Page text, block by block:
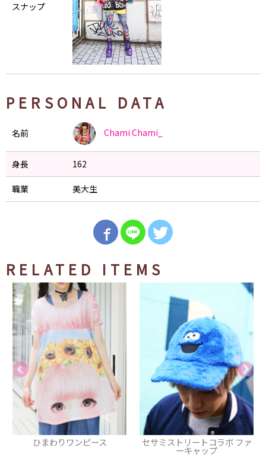
スナップ
PERSONAL DATA
名前 Chami Chami_
身長 162
職業 美大生
RELATED ITEMS
セサミストリートコラボ ファ
ーキャップ
ワンピース